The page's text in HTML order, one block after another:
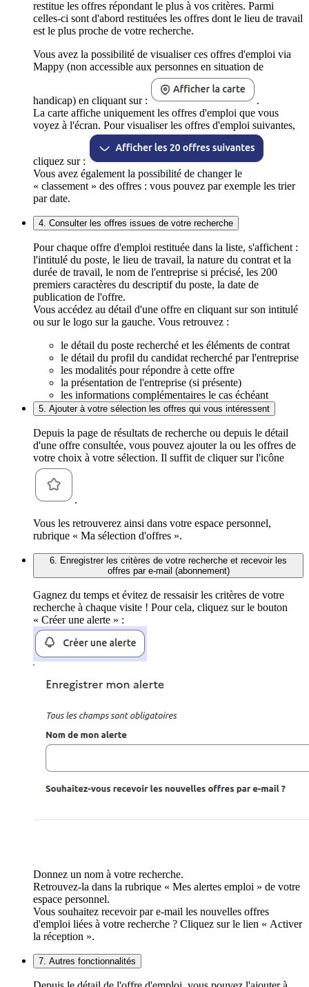
restitue les offres répondant le plus à vos critères. Parmi
celles-ci sont d'abord restituées les offres dont le lieu de travail
est le plus proche de votre recherche.
Vous avez la possibilité de visualiser ces offres d'emploi via
Mappy (non accessible aux personnes en situation de
handicap) en cliquant sur :
.
La carte affiche uniquement les offres d'emploi que vous
voyez à l'écran. Pour visualiser les offres d'emploi suivantes,
cliquez sur :
Vous avez également la possibilité de changer le
« classement » des offres : vous pouvez par exemple les trier
par date.
4. Consulter les offres issues de votre recherche
Pour chaque offre d'emploi restituée dans la liste, s'affichent :
l'intitulé du poste, le lieu de travail, la nature du contrat et la
durée de travail, le nom de l'entreprise si précisé, les 200
premiers caractères du descriptif du poste, la date de
publication de l'offre.
Vous accédez au détail d'une offre en cliquant sur son intitulé
ou sur le logo sur la gauche. Vous retrouvez :
le détail du poste recherché et les éléments de contrat
le détail du profil du candidat recherché par l'entreprise
les modalités pour répondre à cette offre
la présentation de l'entreprise (si présente)
les informations complémentaires le cas échéant
5. Ajouter à votre sélection les offres qui vous intéressent
Depuis la page de résultats de recherche ou depuis le détail
d'une offre consultée, vous pouvez ajouter la ou les offres de
votre choix à votre sélection. Il suffit de cliquer sur l'icône
.
Vous les retrouverez ainsi dans votre espace personnel,
rubrique « Ma sélection d'offres ».
6. Enregistrer les critères de votre recherche et recevoir les
offres par e-mail (abonnement)
Gagnez du temps et évitez de ressaisir les critères de votre
recherche à chaque visite ! Pour cela, cliquez sur le bouton
« Créer une alerte » :
Donnez un nom à votre recherche.
Retrouvez-la dans la rubrique « Mes alertes emploi » de votre
espace personnel.
Vous souhaitez recevoir par e-mail les nouvelles offres
d'emploi liées à votre recherche ? Cliquez sur le lien « Activer
la réception ».
7. Autres fonctionnalités